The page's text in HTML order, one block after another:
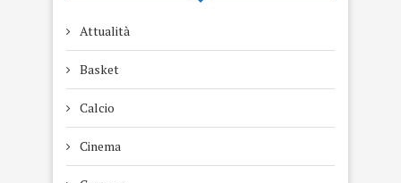
Attualità
Basket
Calcio
Cinema